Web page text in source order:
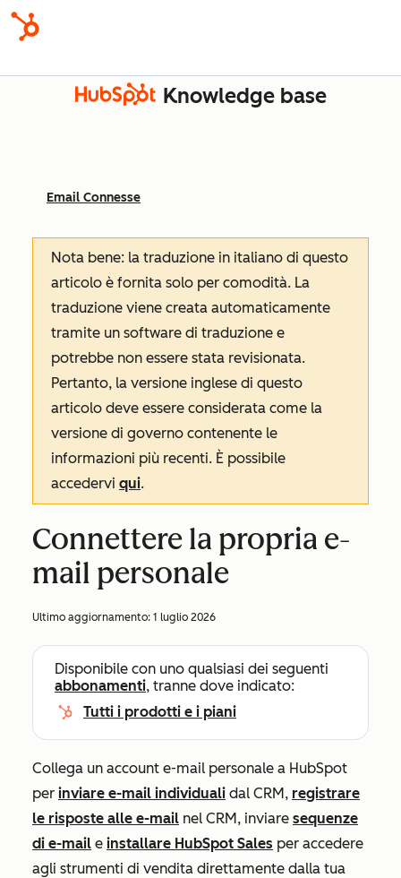
Knowledge base
Email Connesse
Nota bene: la traduzione in italiano di questo
articolo è fornita solo per comodità. La
traduzione viene creata automaticamente
tramite un software di traduzione e
potrebbe non essere stata revisionata.
Pertanto, la versione inglese di questo
articolo deve essere considerata come la
versione di governo contenente le
informazioni più recenti. È possibile
accedervi qui.
Connettere la propria e-
mail personale
Ultimo aggiornamento: 1 luglio 2026
Disponibile con uno qualsiasi dei seguenti
abbonamenti, tranne dove indicato:
Tutti i prodotti e i piani
Collega un account e-mail personale a HubSpot
per inviare e-mail individuali dal CRM, registrare
le risposte alle e-mail nel CRM, inviare sequenze
di e-mail e installare HubSpot Sales per accedere
agli strumenti di vendita direttamente dalla tua